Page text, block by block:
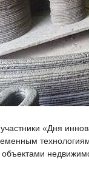
«Дня
технологиям